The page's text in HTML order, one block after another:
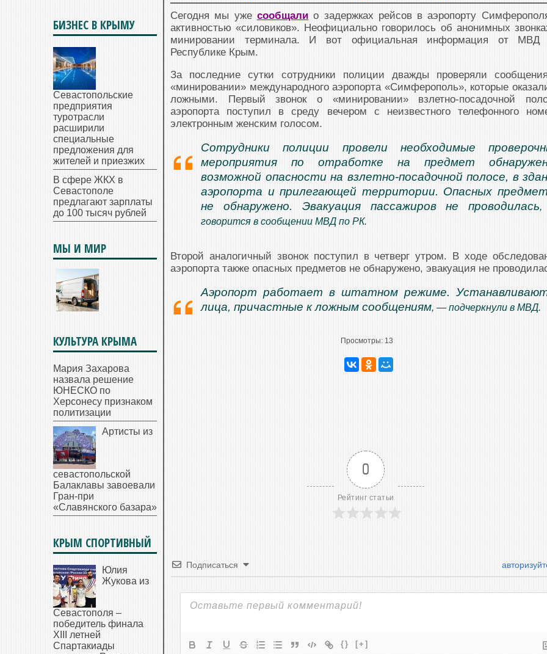
Сегодня мы уже сообщалио задержках рейсов в аэропорту
активностью «силовиков». Неофициально говорилось об анонимных
минировании терминала. И вот официальная информация от МВД
Республике Крым.
За последние сутки сотрудники полиции дважды проверяли
«минировании» международного аэропорта «Симферополь», которые
ложными. Первый звонок о «минировании» взлетно-посадочной
аэропорта поступил в среду вечером с неизвестного телефонного
электронным женским голосом.
Сотрудники полиции провели необходимые
мероприятия по отработке на предмет
возможной опасности на взлетно-посадочной полосе, в
аэропорта и прилегающей территории. Опасных
не обнаружено. Эвакуация пассажиров не проводилась
говорится в сообщении МВД по РК.
Второй аналогичный звонок поступил в четверг утром. В ходе
аэропорта также опасных предметов не обнаружено, эвакуация не
Аэропорт работает в штатном режиме.
лица, причастные к ложным сообщениям, — подчеркнули в МВД.
Просмотры: 13
0
Рейтинг статьи
Подписаться
{} [+]
БИЗНЕС В КРЫМУ
Севастопольские
предприятия
туротрасли
расширили
специальные
предложения для
жителей и приезжих
В сфере ЖКХ в
Севастополе
предлагают зарплаты
до 100 тысяч рублей
МЫ И МИР
КУЛЬТУРА КРЫМА
Мария Захарова
назвала решение
ЮНЕСКО по
Херсонесу признаком
политизации
Артисты из
севастопольской
Балаклавы завоевали
Гран-при
«Славянского базара»
КРЫМ СПОРТИВНЫЙ
Юлия
Жукова из
Севастополя –
победитель финала
XIII летней
Спартакиады